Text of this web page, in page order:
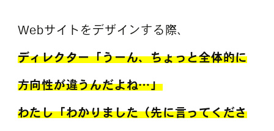
よくある質問
Webサイトをデザインする際、
ディレクター「うーん、ちょっと全体的に
方向性が違うんだよね…」
わたし「わかりました（先に言ってくださ